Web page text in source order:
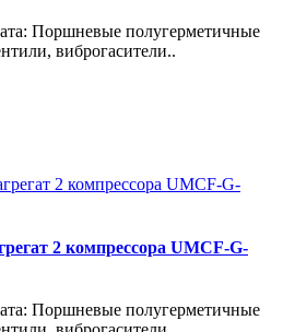
Поршневые полугерметичные
виброгасители..
2 компрессора UMCF-G-
Поршневые полугерметичные